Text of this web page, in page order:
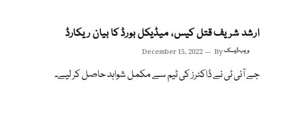
ارشد شریف قتل کیس، میڈیکل بورڈ کا بیان ریکارڈ
December 15, 2022 Byویب ڈیسک
جے آئی ٹی نے ڈاکٹرز کی ٹیم سے مکمل شواہد حاصل کر لیے۔